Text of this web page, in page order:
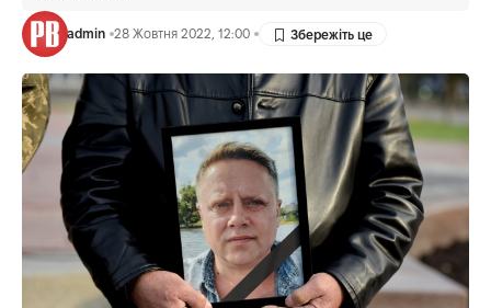
admin 28 Жовтня 2022, 12:00